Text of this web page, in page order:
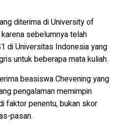
diterima di University of
sebelumnya telah
di Universitas Indonesia yang
untuk beberapa mata kuliah.
beasiswa Chevening yang
pengalaman memimpin
faktor penentu, bukan skor
pasan.